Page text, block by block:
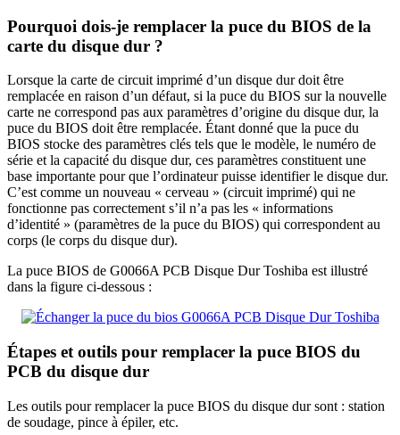
Pourquoi dois-je remplacer la puce du BIOS de la
carte du disque dur ?
Lorsque la carte de circuit imprimé d’un disque dur doit être
remplacée en raison d’un défaut, si la puce du BIOS sur la nouvelle
carte ne correspond pas aux paramètres d’origine du disque dur, la
puce du BIOS doit être remplacée. Étant donné que la puce du
BIOS stocke des paramètres clés tels que le modèle, le numéro de
série et la capacité du disque dur, ces paramètres constituent une
base importante pour que l’ordinateur puisse identifier le disque dur.
C’est comme un nouveau « cerveau » (circuit imprimé) qui ne
fonctionne pas correctement s’il n’a pas les « informations
d’identité » (paramètres de la puce du BIOS) qui correspondent au
corps (le corps du disque dur).
La puce BIOS de G0066A PCB Disque Dur Toshiba est illustré
dans la figure ci-dessous :
Étapes et outils pour remplacer la puce BIOS du
PCB du disque dur
Les outils pour remplacer la puce BIOS du disque dur sont : station
de soudage, pince à épiler, etc.